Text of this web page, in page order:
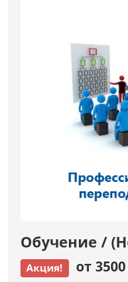
Обучение /
Акция! от 3500